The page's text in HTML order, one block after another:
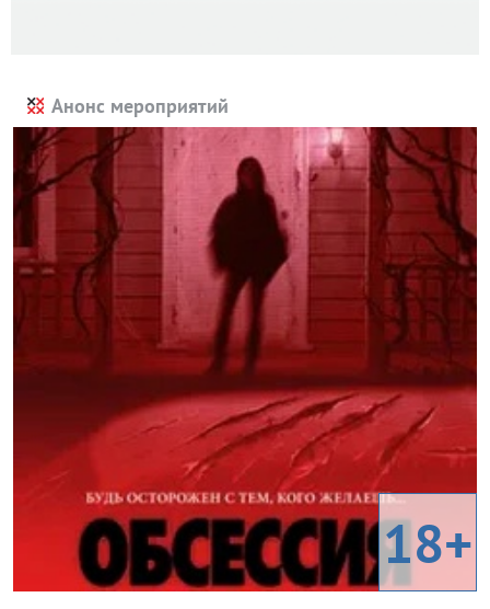
Анонс мероприятий
18+